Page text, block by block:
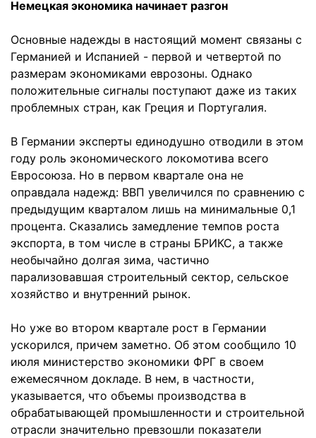
Немецкая экономика начинает разгон
Основные надежды в настоящий момент связаны с
Германией и Испанией - первой и четвертой по
размерам экономиками еврозоны. Однако
положительные сигналы поступают даже из таких
проблемных стран, как Греция и Португалия.
В Германии эксперты единодушно отводили в этом
году роль экономического локомотива всего
Евросоюза. Но в первом квартале она не
оправдала надежд: ВВП увеличился по сравнению с
предыдущим кварталом лишь на минимальные 0,1
процента. Сказались замедление темпов роста
экспорта, в том числе в страны БРИКС, а также
необычайно долгая зима, частично
парализовавшая строительный сектор, сельское
хозяйство и внутренний рынок.
Но уже во втором квартале рост в Германии
ускорился, причем заметно. Об этом сообщило 10
июля министерство экономики ФРГ в своем
ежемесячном докладе. В нем, в частности,
указывается, что объемы производства в
обрабатывающей промышленности и строительной
отрасли значительно превзошли показатели